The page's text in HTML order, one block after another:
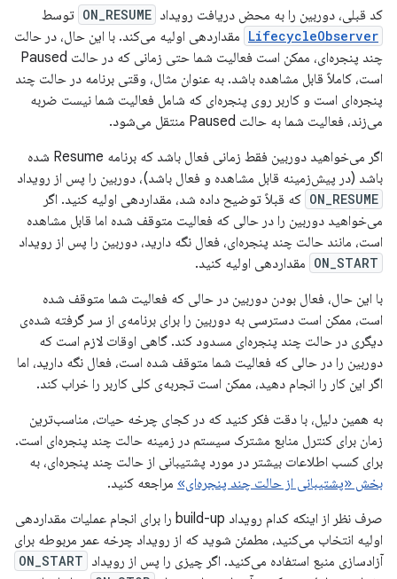
کد قبلی، دوربین را به محض دریافت رویداد ON_RESUME توسط
LifecycleObserver مقداردهی اولیه می‌کند. با این حال، در حالت
چند پنجره‌ای، ممکن است فعالیت شما حتی زمانی که در حالت Paused
است، کاملاً قابل مشاهده باشد. به عنوان مثال، وقتی برنامه در حالت چند
پنجره‌ای است و کاربر روی پنجره‌ای که شامل فعالیت شما نیست ضربه
می‌زند، فعالیت شما به حالت Paused منتقل می‌شود.
اگر می‌خواهید دوربین فقط زمانی فعال باشد که برنامه Resume شده
باشد (در پیش‌زمینه قابل مشاهده و فعال باشد)، دوربین را پس از رویداد
ON_RESUME که قبلاً توضیح داده شد، مقداردهی اولیه کنید. اگر
می‌خواهید دوربین را در حالی که فعالیت متوقف شده اما قابل مشاهده
است، مانند حالت چند پنجره‌ای، فعال نگه دارید، دوربین را پس از رویداد
ON_START مقداردهی اولیه کنید.
با این حال، فعال بودن دوربین در حالی که فعالیت شما متوقف شده
است، ممکن است دسترسی به دوربین را برای برنامه‌ی از سر گرفته شده‌ی
دیگری در حالت چند پنجره‌ای مسدود کند. گاهی اوقات لازم است که
دوربین را در حالی که فعالیت شما متوقف شده است، فعال نگه دارید، اما
اگر این کار را انجام دهید، ممکن است تجربه‌ی کلی کاربر را خراب کند.
به همین دلیل، با دقت فکر کنید که در کجای چرخه حیات، مناسب‌ترین
زمان برای کنترل منابع مشترک سیستم در زمینه حالت چند پنجره‌ای است.
برای کسب اطلاعات بیشتر در مورد پشتیبانی از حالت چند پنجره‌ای، به
بخش «پشتیبانی از حالت چند پنجره‌ای» مراجعه کنید.
صرف نظر از اینکه کدام رویداد build-up را برای انجام عملیات مقداردهی
اولیه انتخاب می‌کنید، مطمئن شوید که از رویداد چرخه عمر مربوطه برای
آزادسازی منبع استفاده می‌کنید. اگر چیزی را پس از رویداد ON_START